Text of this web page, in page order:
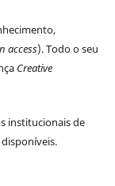
access). Todo o seu
Creative
institucionais de